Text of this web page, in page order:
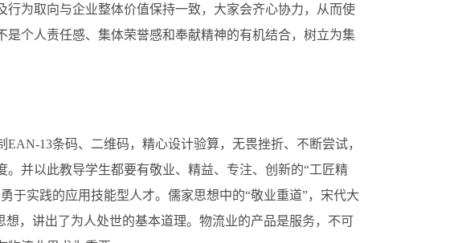
为取向与企业整体价值保持一致，大家会齐心协力，从而使
个人责任感、集体荣誉感和奉献精神的有机结合，树立为集
13条码、二维码，精心设计验算，无畏挫折、不断尝试，
并以此教导学生都要有敬业、精益、专注、创新的“工匠精
于实践的应用技能型人才。儒家思想中的“敬业重道”，宋代大
，讲出了为人处世的基本道理。物流业的产品是服务，不可